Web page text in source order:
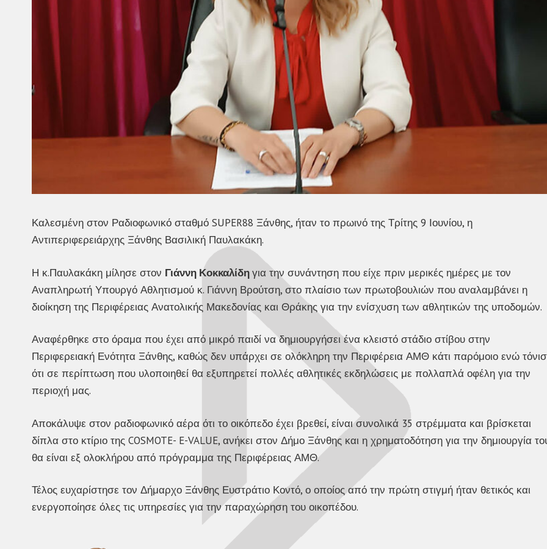
Καλεσμένη στον Ραδιοφωνικό σταθμό SUPER88 Ξάνθης, ήταν το πρωινό της Τρίτης 9 Ιουνίου, η
Αντιπεριφερειάρχης Ξάνθης Βασιλική Παυλακάκη.
Η κ.Παυλακάκη μίλησε στον Γιάννη Κοκκαλίδηγια την συνάντηση που είχε πριν μερικές ημέρες με τον
Αναπληρωτή Υπουργό Αθλητισμού κ. Γιάννη Βρούτση, στο πλαίσιο των πρωτοβουλιών που αναλαμβάνει η
διοίκηση της Περιφέρειας Ανατολικής Μακεδονίας και Θράκης για την ενίσχυση των αθλητικών της υποδομών.
Αναφέρθηκε στο όραμα που έχει από μικρό παιδί να δημιουργήσει ένα κλειστό στάδιο στίβου στην
Περιφερειακή Ενότητα Ξάνθης, καθώς δεν υπάρχει σε ολόκληρη την Περιφέρεια ΑΜΘ κάτι παρόμοιο ενώ
ότι σε περίπτωση που υλοποιηθεί θα εξυπηρετεί πολλές αθλητικές εκδηλώσεις με πολλαπλά οφέλη για την
περιοχή μας.
Αποκάλυψε στον ραδιοφωνικό αέρα ότι το οικόπεδο έχει βρεθεί, είναι συνολικά 35 στρέμματα και βρίσκεται
δίπλα στο κτίριο της COSMOTE- E-VALUE, ανήκει στον Δήμο Ξάνθης και η χρηματοδότηση για την δημιουργία
θα είναι εξ ολοκλήρου από πρόγραμμα της Περιφέρειας ΑΜΘ.
Τέλος ευχαρίστησε τον Δήμαρχο Ξάνθης Ευστράτιο Κοντό, ο οποίος από την πρώτη στιγμή ήταν θετικός και
ενεργοποίησε όλες τις υπηρεσίες για την παραχώρηση του οικοπέδου.